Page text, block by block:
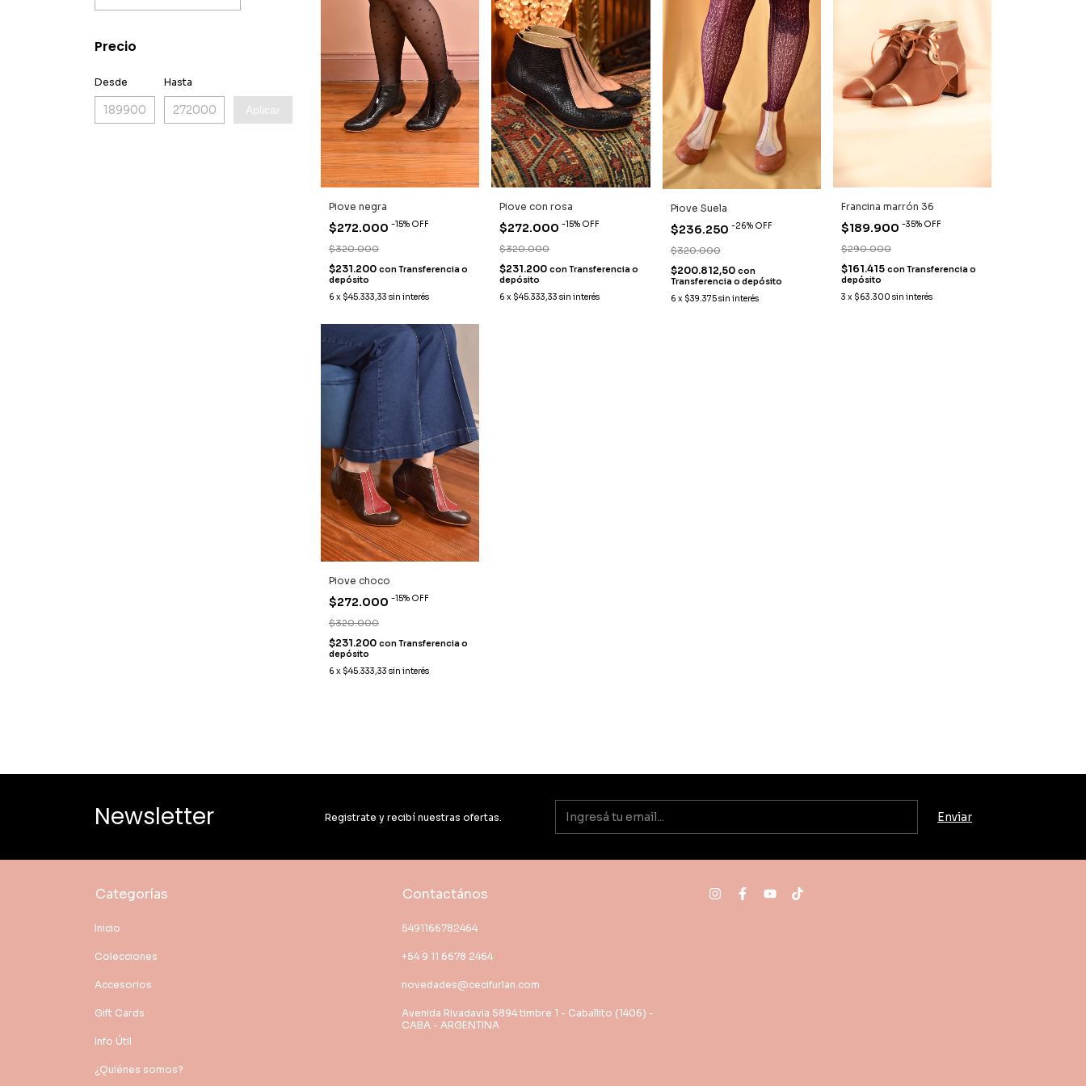
Precio
Desde Hasta
Aplicar
Piove negra
$272.000 -15% OFF
$320.000
$231.200 conTransferencia o
depósito
6 x $45.333,33 sin interés
Piove con rosa
$272.000-15% OFF
$320.000
$231.200conTransferencia o
depósito
6 x $45.333,33 sin interés
Piove Suela
$236.250 -26% OFF
$320.000
$200.812,50 con
Transferencia o depósito
6 x $39.375sin interés
Francina marrón 36
$189.900 -35% OFF
$290.000
$161.415 conTransferencia o
depósito
3 x $63.300 sin interés
Piove choco
$272.000 -15% OFF
$320.000
$231.200 conTransferencia o
depósito
6 x $45.333,33 sin interés
Newsletter Registrate y recibí nuestras ofertas.
Categorías
Inicio
Colecciones
Accesorios
Gift Cards
Info Útil
¿Quiénes somos?
Contactános
5491166782464
+54 9 11 6678 2464
novedades@cecifurlan.com
Avenida Rivadavia 5894 timbre 1 - Caballito (1406) -
CABA - ARGENTINA